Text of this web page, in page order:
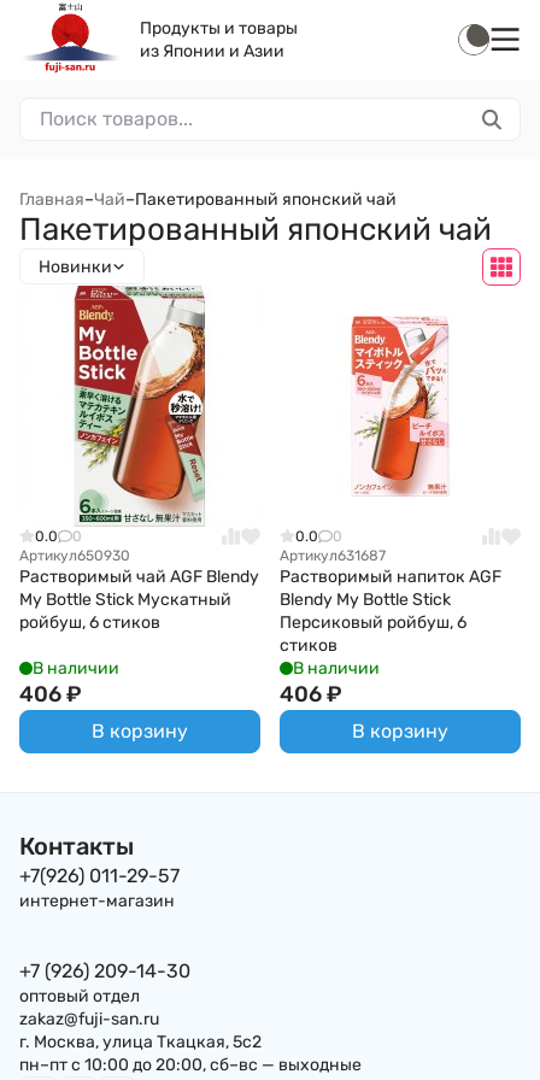
Продукты и товары
из Японии и Азии
Главная–Чай–Пакетированный японский чай
Пакетированный японский чай
Новинки
0.0
0
Артикул650930
Растворимый чай AGF Blendy
My Bottle Stick Мускатный
ройбуш, 6 стиков
В наличии
406₽
В корзину
0.0
0
Артикул631687
Растворимый напиток AGF
Blendy My Bottle Stick
Персиковый ройбуш, 6
стиков
В наличии
406₽
В корзину
Контакты
+7(926) 011-29-57
интернет-магазин
+7 (926) 209-14-30
оптовый отдел
zakaz@fuji-san.ru
г. Москва, улица Ткацкая, 5с2
пн–пт с 10:00 до 20:00, сб–вс — выходные